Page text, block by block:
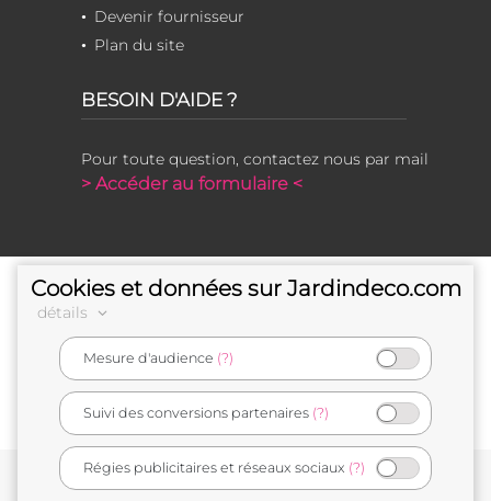
Devenir fournisseur
Plan du site
BESOIN D'AIDE ?
Pour toute question, contactez nous par mail
> Accéder au formulaire <
e-commerçant français
Cookies et données sur Jardindeco.com
détails
Mesure d'audience (?)
Suivi des conversions partenaires (?)
Régies publicitaires et réseaux sociaux (?)